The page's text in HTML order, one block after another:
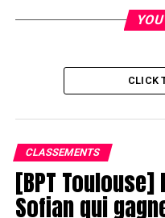
CLICK
CLASSEMENTS
[BPT
Sofian qui